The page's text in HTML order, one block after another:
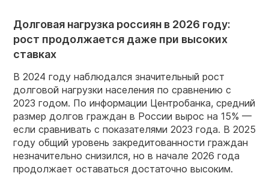
Долговая нагрузка россиян в 2026 году:
рост продолжается даже при высоких
ставках
В 2024 году наблюдался значительный рост
долговой нагрузки населения по сравнению с
2023 годом. По информации Центробанка, средний
размер долгов граждан в России вырос на 15% —
если сравнивать с показателями 2023 года. В 2025
году общий уровень закредитованности граждан
незначительно снизился, но в начале 2026 года
продолжает оставаться достаточно высоким.